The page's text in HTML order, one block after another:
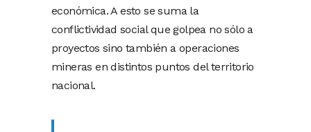
económica. A esto se suma la
conflictividad social que golpea no sólo a
proyectos sino también a operaciones
mineras en distintos puntos del territorio
nacional.